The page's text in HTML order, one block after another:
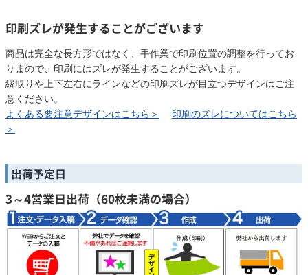
印刷ズレが発生することがございます
商品は完全な長方形ではなく、手作業で印刷位置の調整を行ってお
りまので、印刷にはズレが発生することがございます。
縁取りや上下左右にラインなどの印刷ズレが目立つデザインはご注
意ください。
よくある要注意デザインはこちら＞
印刷のズレについてはこちら
＞
出荷予定日
3～4営業日出荷（60枚未満の場合）